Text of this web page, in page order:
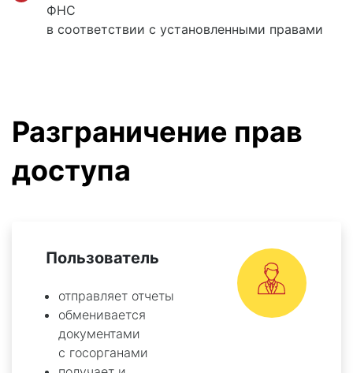
ФНС
в соответствии с установленными правами
Разграничение прав
доступа
Пользователь
отправляет отчеты
обменивается
документами
с госорганами